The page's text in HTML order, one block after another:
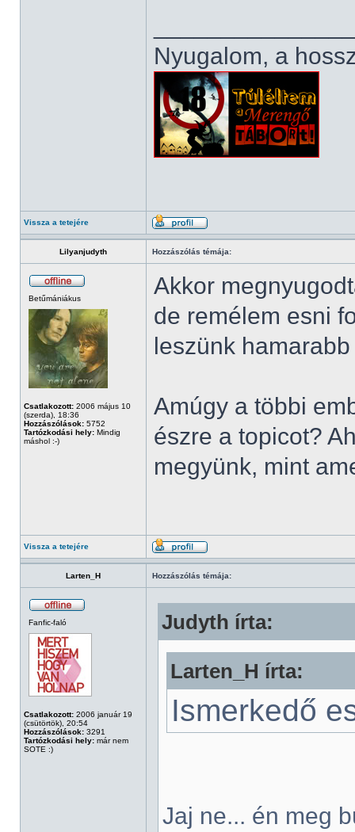
Nyugalom, a
Vissza a tetejére
Lilyanjudyth Hozzászólás témája:
Betűmániákus
Csatlakozott: 2006 május 10
(szerda), 18:36
Hozzászólások: 5752
Tartózkodási hely: Mindig
máshol :-)
Akkor
de remélem esni
leszünk
Amúgy a többi
észre a topicot?
megyünk, mint
Vissza a tetejére
Larten_H Hozzászólás témája:
Fanfic-faló
Csatlakozott: 2006 január 19
(csütörtök), 20:54
Hozzászólások: 3291
Tartózkodási hely: már nem
SOTE :)
Judyth írta:
Larten_H írta:
Ismerkedő
Jaj ne... én meg